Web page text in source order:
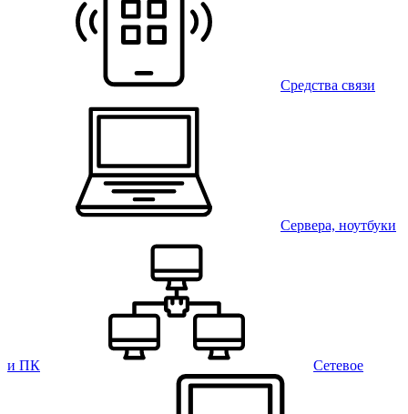
Средства связи
Сервера, ноутбуки
и ПК Сетевое